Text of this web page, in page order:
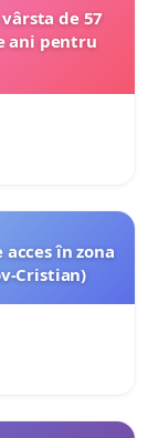
de 57
ani pentru
în zona
Cristian)